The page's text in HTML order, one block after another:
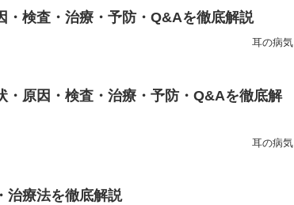
検査・治療・予防・Q&Aを徹底解説
耳の病気
原因・検査・治療・予防・Q&Aを徹底解
耳の病気
治療法を徹底解説